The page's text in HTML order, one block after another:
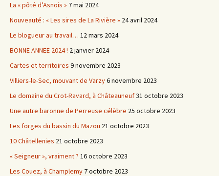
La « pôté d’Asnois » 7 mai 2024
Nouveauté : « Les sires de La Rivière » 24 avril 2024
Le blogueur au travail… 12 mars 2024
BONNE ANNEE 2024 ! 2 janvier 2024
Cartes et territoires 9 novembre 2023
Villiers-le-Sec, mouvant de Varzy6 novembre 2023
Le domaine du Crot-Ravard, à Châteauneuf31 octobre 2023
Une autre baronne de Perreuse célèbre 25 octobre 2023
Les forges du bassin du Mazou 21 octobre 2023
10 Châtellenies 21 octobre 2023
« Seigneur », vraiment ? 16 octobre 2023
Les Couez, à Champlemy 7 octobre 2023